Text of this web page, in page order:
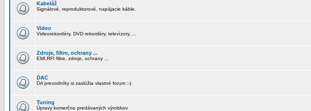
Kabeláž
Signálové, reproduktorové, napájacie káble.
Video
Videorekordéry, DVD rekordéry, televízory, ...
Zdroje, filtre, ochrany ...
EMI,RFI filtre, zdroje, ochrany ...
DAC
DA prevodníky si zaslúžia vlastné forum :-)
Tuning
Úpravy komerčne predávaných výrobkov.